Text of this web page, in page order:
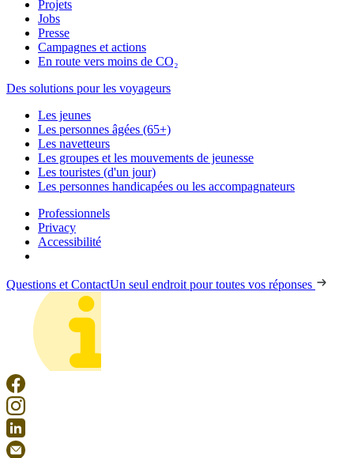
Projets
Jobs
Presse
Campagnes et actions
En route vers moins de CO₂
Des solutions pour les voyageurs
Les jeunes
Les personnes âgées (65+)
Les navetteurs
Les groupes et les mouvements de jeunesse
Les touristes (d'un jour)
Les personnes handicapées ou les accompagnateurs
Professionnels
Privacy
Accessibilité
Questions et ContactUn seul endroit pour toutes vos réponses